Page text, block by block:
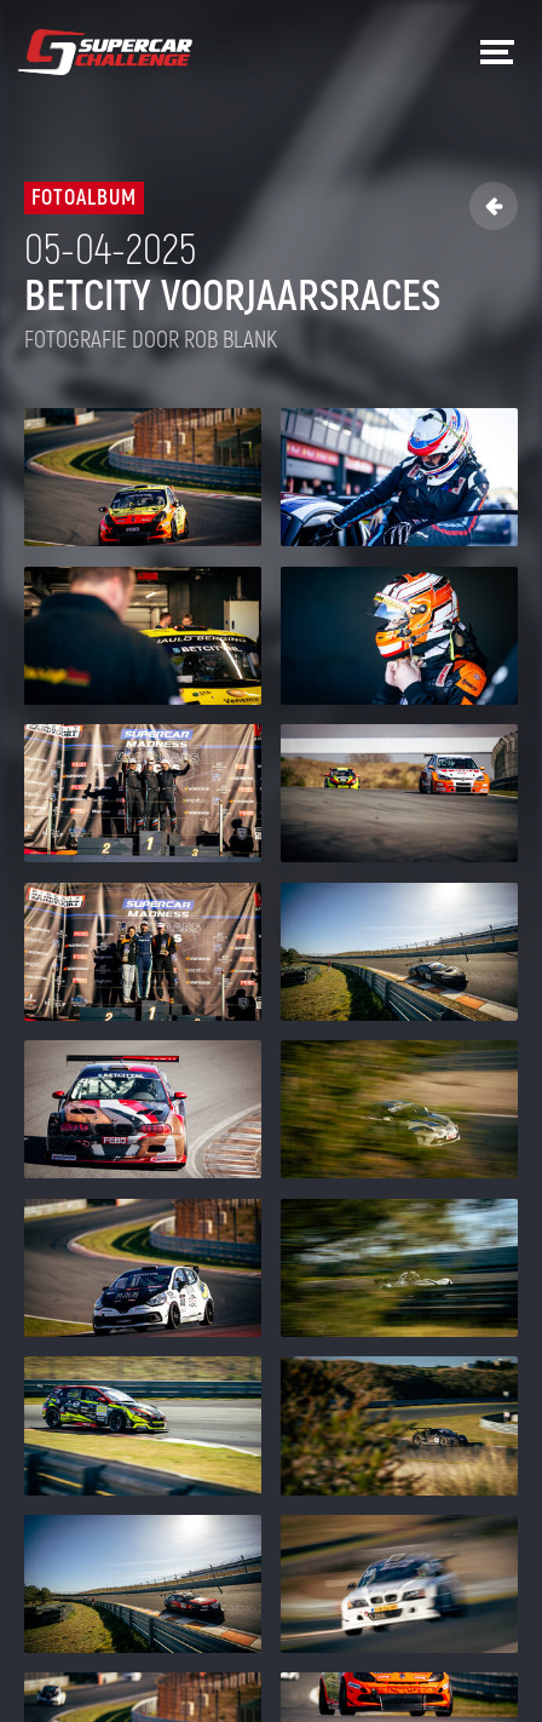

FOTOALBUM
05-04-2025
BETCITY VOORJAARSRACES
FOTOGRAFIE DOOR ROB BLANK